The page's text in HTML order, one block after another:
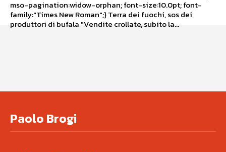
mso-pagination:widow-orphan; font-size:10.0pt; font-
family:"Times New Roman";} Terra dei fuochi, sos dei
produttori di bufala "Vendite crollate, subito la...
Paolo Brogi